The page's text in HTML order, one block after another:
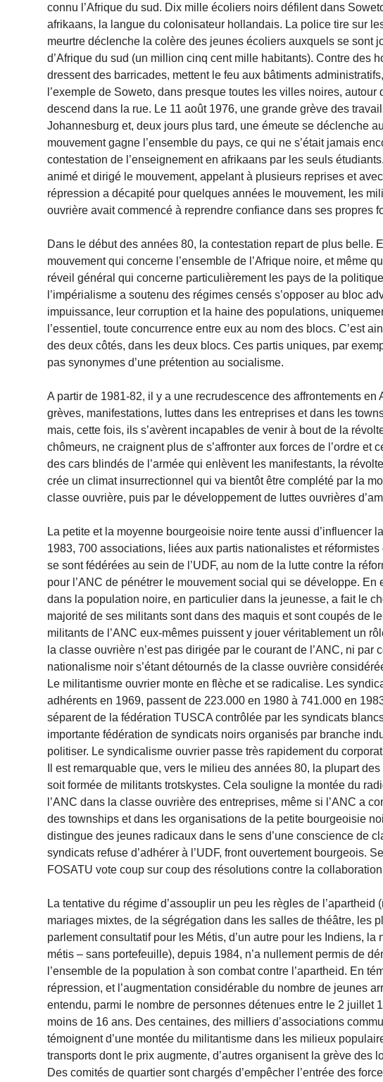
connu l’Afrique du sud. Dix mille écoliers noirs défilent dans
afrikaans, la langue du colonisateur hollandais. La police tire sur
meurtre déclenche la colère des jeunes écoliers auxquels se sont
d’Afrique du sud (un million cinq cent mille habitants). Contre des
dressent des barricades, mettent le feu aux bâtiments
l’exemple de Soweto, dans presque toutes les villes noires,
descend dans la rue. Le 11 août 1976, une grande grève des
Johannesburg et, deux jours plus tard, une émeute se déclenche
mouvement gagne l’ensemble du pays, ce qui ne s’était jamais
contestation de l’enseignement en afrikaans par les seuls
animé et dirigé le mouvement, appelant à plusieurs reprises et
répression a décapité pour quelques années le mouvement, les
ouvrière avait commencé à reprendre confiance dans ses propres
Dans le début des années 80, la contestation repart de plus belle.
mouvement qui concerne l’ensemble de l’Afrique noire, et même
réveil général qui concerne particulièrement les pays de la
l’impérialisme a soutenu des régimes censés s’opposer au bloc
impuissance, leur corruption et la haine des populations,
l’essentiel, toute concurrence entre eux au nom des blocs. C’est
des deux côtés, dans les deux blocs. Ces partis uniques, par
pas synonymes d’une prétention au socialisme.
A partir de 1981-82, il y a une recrudescence des affrontements
grèves, manifestations, luttes dans les entreprises et dans les
mais, cette fois, ils s’avèrent incapables de venir à bout de la
chômeurs, ne craignent plus de s’affronter aux forces de l’ordre et
des cars blindés de l’armée qui enlèvent les manifestants, la
crée un climat insurrectionnel qui va bientôt être complété par la
classe ouvrière, puis par le développement de luttes ouvrières
La petite et la moyenne bourgeoisie noire tente aussi d’influencer
1983, 700 associations, liées aux partis nationalistes et
se sont fédérées au sein de l’UDF, au nom de la lutte contre la
pour l’ANC de pénétrer le mouvement social qui se développe.
dans la population noire, en particulier dans la jeunesse, a fait le
majorité de ses militants sont dans des maquis et sont coupés de
militants de l’ANC eux-mêmes puissent y jouer véritablement un
la classe ouvrière n’est pas dirigée par le courant de l’ANC, ni
nationalisme noir s’étant détournés de la classe ouvrière
Le militantisme ouvrier monte en flèche et se radicalise. Les
adhérents en 1969, passent de 223.000 en 1980 à 741.000 en
séparent de la fédération TUSCA contrôlée par les syndicats
importante fédération de syndicats noirs organisés par branche
politiser. Le syndicalisme ouvrier passe très rapidement du
Il est remarquable que, vers le milieu des années 80, la plupart
soit formée de militants trotskystes. Cela souligne la montée du
l’ANC dans la classe ouvrière des entreprises, même si l’ANC a
des townships et dans les organisations de la petite bourgeoisie
distingue des jeunes radicaux dans le sens d’une conscience de
syndicats refuse d’adhérer à l’UDF, front ouvertement bourgeois.
FOSATU vote coup sur coup des résolutions contre la
La tentative du régime d’assouplir un peu les règles de
mariages mixtes, de la ségrégation dans les salles de théâtre, les
parlement consultatif pour les Métis, d’un autre pour les Indiens, la
métis – sans portefeuille), depuis 1984, n’a nullement permis de
l’ensemble de la population à son combat contre l’apartheid. En
répression, et l’augmentation considérable du nombre de jeunes
entendu, parmi le nombre de personnes détenues entre le 2 juillet
moins de 16 ans. Des centaines, des milliers d’associations
témoignent d’une montée du militantisme dans les milieux
transports dont le prix augmente, d’autres organisent la grève des
Des comités de quartier sont chargés d’empêcher l’entrée des